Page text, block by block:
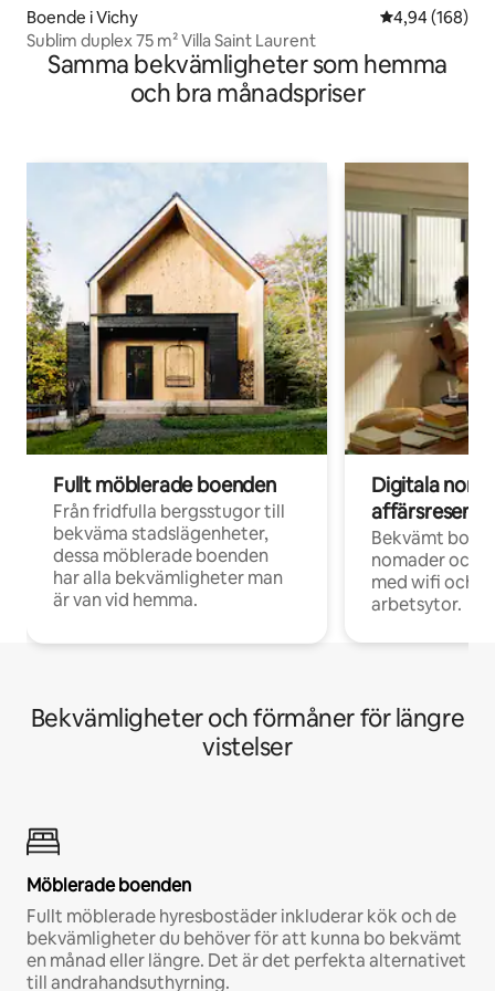
Boende i Vichy 4,94 av 5 i
4,94 (168)
Sublim duplex 75 m² Villa Saint Laurent
Samma bekvämligheter som hemma
och bra månadspriser
Fullt möblerade boenden
Från fridfulla bergsstugor till
bekväma stadslägenheter,
dessa möblerade boenden
har alla bekvämligheter man
är van vid hemma.
Digitala
Bekvämt
nomader och
med wifi och
arbetsytor.
Bekvämligheter och förmåner för längre
vistelser
Möblerade boenden
Fullt möblerade hyresbostäder inkluderar kök och de
bekvämligheter du behöver för att kunna bo bekvämt
en månad eller längre. Det är det perfekta alternativet
till andrahandsuthyrning.